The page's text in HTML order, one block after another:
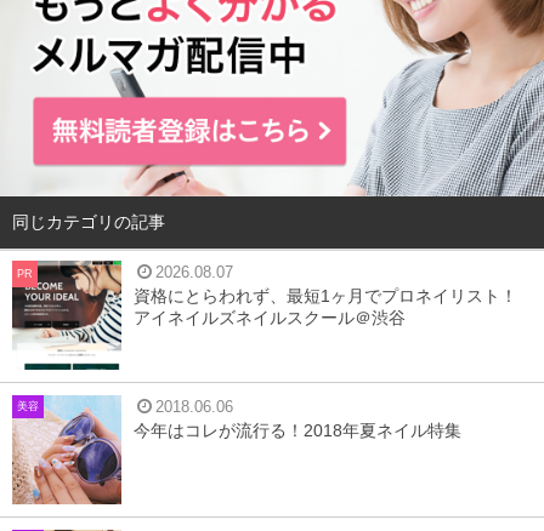
アイラッシュを行っているサロンも対象に紹介（ただし
スタッフの50%以上がネイルに携わっているサロンだけに
以下、2016年8月10日時点Hot Pepper Beautyより引用
目次
1 I nails 新宿店
2マウナ・ケア 新宿本店
3Nail&eyelash Allure 新宿本店
4ネイルサロンprish 新宿店
5City Nail【シティーネイル】
6まとめ
同じカテゴリの記事
PR 2026.08.07
資格にとらわれず、最短1ヶ月でプロネイリスト！
アイネイルズネイルスクール＠渋谷
美容 2018.06.06
今年はコレが流行る！2018年夏ネイル特集